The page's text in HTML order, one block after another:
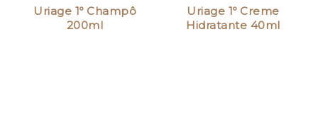
Uriage 1º Champô
200ml
Uriage 1º Creme
Hidratante 40ml